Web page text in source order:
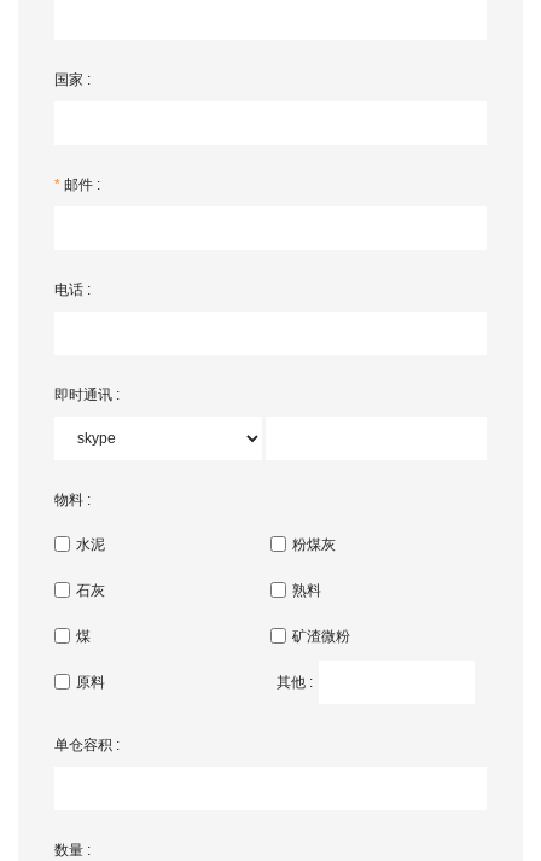
国家 :
* 邮件 :
电话 :
即时通讯 :
物料 :
水泥 粉煤灰
石灰 熟料
煤 矿渣微粉
原料 其他 :
单仓容积 :
数量 :